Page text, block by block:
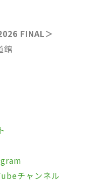
FINAL＞
館
チャンネル